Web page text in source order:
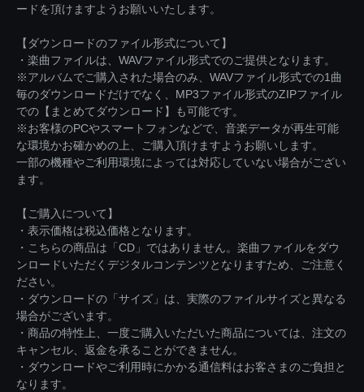
ードを頂けますようお願いいたします。
【ダウンロードのファイル形式について】
・楽曲ファイルは、WAVファイル形式でのご提供となります。
※アルバムでご購入された場合のみ、WAVファイル形式での1曲
毎のダウンロードだけでなく、MP3ファイル形式のZIPファイル
での【まとめてダウンロード】も可能です。
※お客様のPCやスマートフォンなどで、音楽データが再生可能
な環境かお確かめの上、ご購入頂けますようお願いします。
一部の機種やご利用環境によっては対応していない場合がござい
ます。
【ご購入について】
・表示価格は税込価格となります。
・こちらの商品は「CD」ではありません。楽曲ファイルをダウ
ンロードいただくデジタルコンテンツとなりますため、ご注意く
ださい。
・ダウンロードの「サイズ」は、実際のファイルサイズと異なる
場合がございます。
・商品の特性上、一度ご購入いただいた商品については、注文の
キャンセル、返金を承ることができません。
・ダウンロードやご利用時にかかる通信料はお客さまのご負担と
なります。